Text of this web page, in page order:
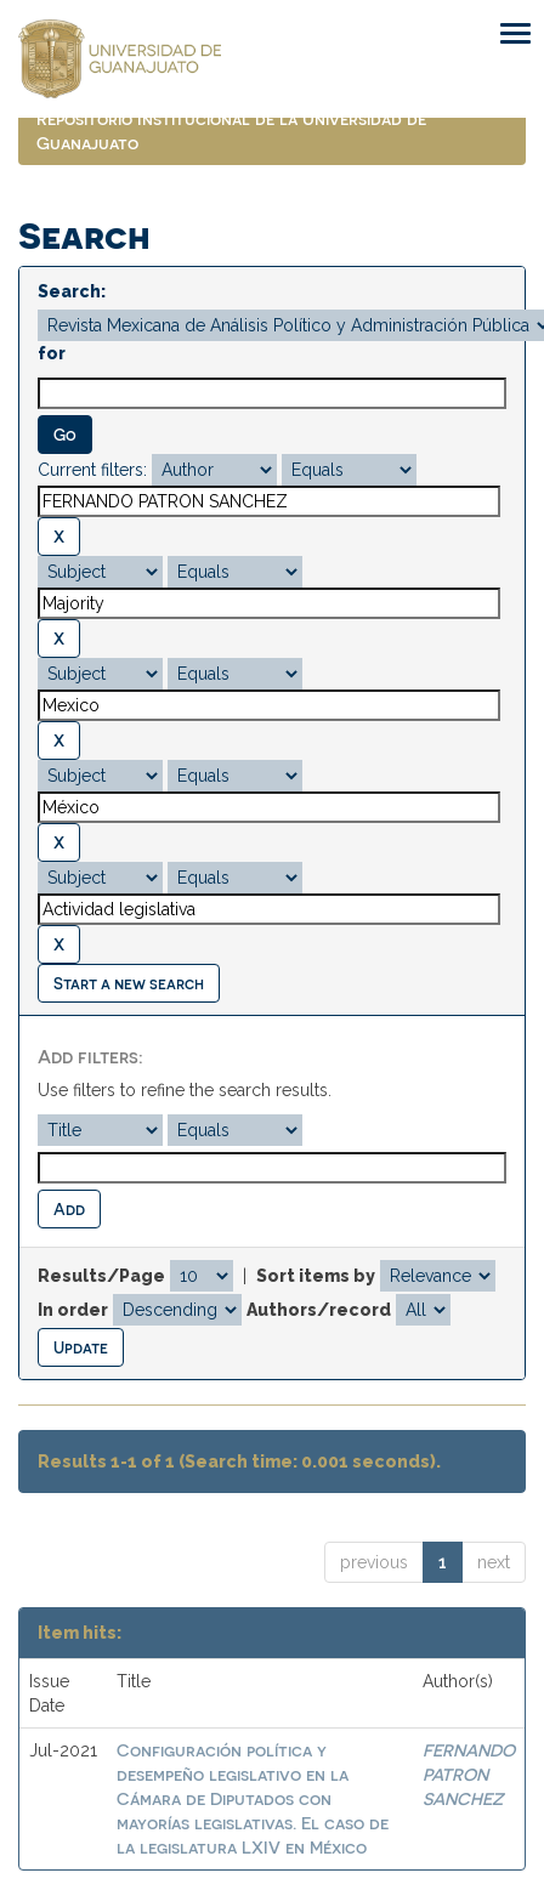
navigation
Repositorio Institucional de la Universidad de
Guanajuato
Search
Search:
for
Current filters:
Start a new search
Add filters:
Use filters to refine the search results.
Results/Page
Sort items by
In order
Authors/record
Results 1-1 of 1 (Search time: 0.001 seconds).
previous 1 next
Item hits:
Issue
Date
Title Author(s)
Jul-2021
Configuración política y
desempeño legislativo en la
Cámara de Diputados con
mayorías legislativas. El caso de
la legislatura LXIV en México
FERNANDO
PATRON
SANCHEZ